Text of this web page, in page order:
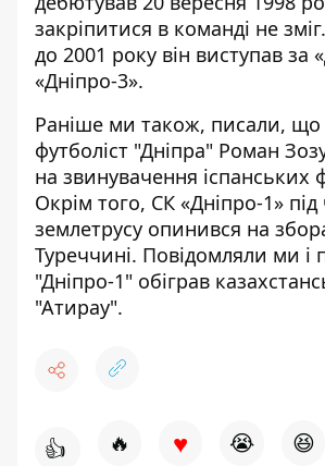
закріпитися в команді не
до 2001 року він виступав за
«Дніпро-3».
Раніше ми також, писали, що
футболіст "Дніпра" Роман
на звинувачення іспанських
Окрім того, СК «Дніпро-1» під
землетрусу опинився на
Туреччині. Повідомляли ми і
"Дніпро-1" обіграв
"Атирау".
👍 🔥 ♥ 😭 😆